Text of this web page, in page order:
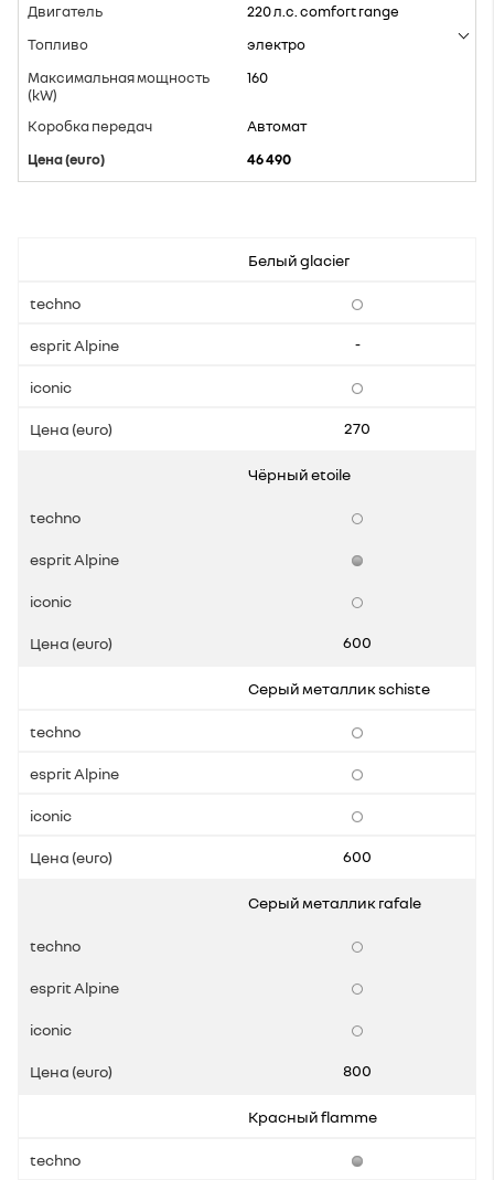
220 л.с. comfort range
электро
160
Aвтомат
46 490
Белый glacier
-
270
Чёрный etoile
600
Cерый металлик schiste
600
Серый металлик rafale
800
Красный flamme